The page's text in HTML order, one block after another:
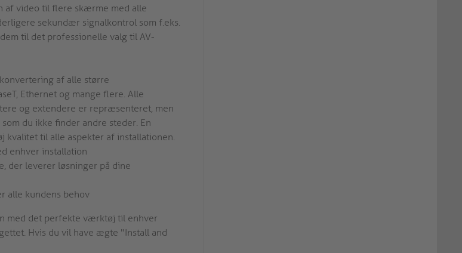
af video til flere skærme med alle
sekundær signalkontrol som f.eks.
til det professionelle valg til AV-
af alle større
Ethernet og mange flere. Alle
og extendere er repræsenteret, men
du ikke finder andre steder. En
til alle aspekter af installationen.
enhver installation
der leverer løsninger på dine
alle kundens behov
med det perfekte værktøj til enhver
Hvis du vil have ægte "Install and